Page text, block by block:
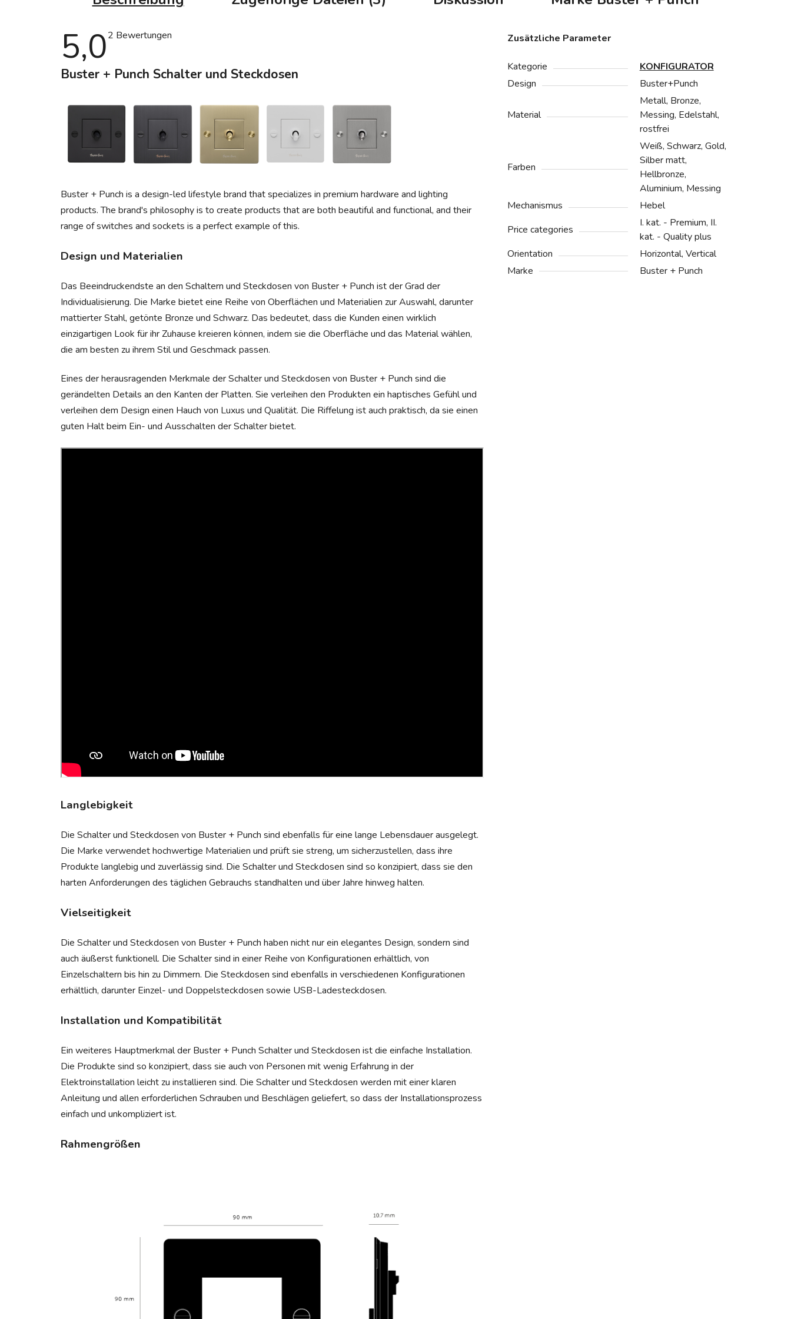
5,0Die
durchschnittliche
5,0
von
2 Bewertungen
Buster + Punch Schalter und Steckdosen
Buster + Punch is a design-led lifestyle brand that specializes in premium hardware and lighting
products. The brand's philosophy is to create products that are both beautiful and functional, and their
range of switches and sockets is a perfect example of this.
Design und Materialien
Das Beeindruckendste an den Schaltern und Steckdosen von Buster + Punch ist der Grad der
Individualisierung. Die Marke bietet eine Reihe von Oberflächen und Materialien zur Auswahl, darunter
mattierter Stahl, getönte Bronze und Schwarz. Das bedeutet, dass die Kunden einen wirklich
einzigartigen Look für ihr Zuhause kreieren können, indem sie die Oberfläche und das Material wählen,
die am besten zu ihrem Stil und Geschmack passen.
Eines der herausragenden Merkmale der Schalter und Steckdosen von Buster + Punch sind die
gerändelten Details an den Kanten der Platten. Sie verleihen den Produkten ein haptisches Gefühl und
verleihen dem Design einen Hauch von Luxus und Qualität. Die Riffelung ist auch praktisch, da sie einen
guten Halt beim Ein- und Ausschalten der Schalter bietet.
Langlebigkeit
Die Schalter und Steckdosen von Buster + Punch sind ebenfalls für eine lange Lebensdauer ausgelegt.
Die Marke verwendet hochwertige Materialien und prüft sie streng, um sicherzustellen, dass ihre
Produkte langlebig und zuverlässig sind. Die Schalter und Steckdosen sind so konzipiert, dass sie den
harten Anforderungen des täglichen Gebrauchs standhalten und über Jahre hinweg halten.
Vielseitigkeit
Die Schalter und Steckdosen von Buster + Punch haben nicht nur ein elegantes Design, sondern sind
auch äußerst funktionell. Die Schalter sind in einer Reihe von Konfigurationen erhältlich, von
Einzelschaltern bis hin zu Dimmern. Die Steckdosen sind ebenfalls in verschiedenen Konfigurationen
erhältlich, darunter Einzel- und Doppelsteckdosen sowie USB-Ladesteckdosen.
Installation und Kompatibilität
Ein weiteres Hauptmerkmal der Buster + Punch Schalter und Steckdosen ist die einfache Installation.
Die Produkte sind so konzipiert, dass sie auch von Personen mit wenig Erfahrung in der
Elektroinstallation leicht zu installieren sind. Die Schalter und Steckdosen werden mit einer klaren
Anleitung und allen erforderlichen Schrauben und Beschlägen geliefert, so dass der Installationsprozess
einfach und unkompliziert ist.
Rahmengrößen
Zusätzliche Parameter
Kategorie
KONFIGURATOR
Design
Buster+Punch
Material
Metall, Bronze,
Messing, Edelstahl,
rostfrei
Farben
Weiß, Schwarz, Gold,
Silber matt,
Hellbronze,
Aluminium, Messing
Mechanismus
Hebel
Price categories
I. kat. - Premium, II.
kat. - Quality plus
Orientation
Horizontal, Vertical
Marke
Buster + Punch